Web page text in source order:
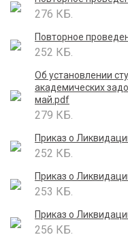
276 КБ.
Повторное
252 КБ.
Об установлении студентам
академических
май.pdf
279 КБ.
Приказ о
252 КБ.
Приказ о
253 КБ.
Приказ о
256 КБ.